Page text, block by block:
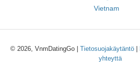
Vietnam
© 2026, VnmDatingGo | Tietosuojakäytäntö|
yhteyttä